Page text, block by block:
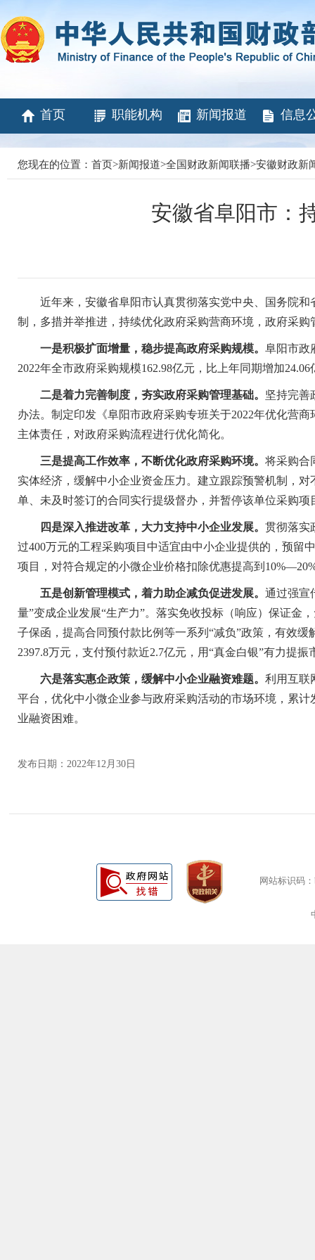
首页 职能机构 新闻报道 信息
您现在的位置： 首页>新闻报道>全国财政新闻联播>安徽财政新
安徽省阜阳市：
近年来，安徽省阜阳市认真贯彻落实党中央、国务院
制，多措并举推进，持续优化政府采购营商环境，政府采
一是积极扩面增量，稳步提高政府采购规模。 阜阳市政
2022年全市政府采购规模162.98亿元，比上年同期增加24.06
二是着力完善制度，夯实政府采购管理基础。 坚持完善
办法。制定印发《阜阳市政府采购专班关于2022年优化营
主体责任，对政府采购流程进行优化简化。
三是提高工作效率，不断优化政府采购环境。 将采购合
实体经济，缓解中小企业资金压力。建立跟踪预警机制，
单、未及时签订的合同实行提级督办，并暂停该单位采购
四是深入推进改革，大力支持中小企业发展。 贯彻落实
过400万元的工程采购项目中适宜由中小企业提供的，预留
项目，对符合规定的小微企业价格扣除优惠提高到
五是创新管理模式，着力助企减负促进发展。 通过强宣
量”变成企业发展“生产力”。落实免收投标（响应）保证金
子保函，提高合同预付款比例等一系列“减负”政策，有效
2397.8万元，支付预付款近2.7亿元，用“真金白银”有力提振
六是落实惠企政策，缓解中小企业融资难题。 利用互联
平台，优化中小微企业参与政府采购活动的市场环境，累
业融资困难。
发布日期：2022年12月30日
网站标识码